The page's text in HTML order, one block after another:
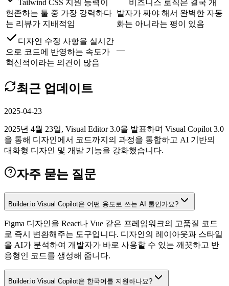
Tailwind CSS 지원 능력이
현존하는 툴 중 가장 강력하다
는 리뷰가 지배적임
비즈니스 로직은 결국 개
발자가 짜야 해서 완벽한 자동
화는 아니라는 평이 있음
디자인 수정 사항을 실시간
으로 코드에 반영하는 속도가
혁신적이라는 의견이 많음
—
최근 업데이트
2025-04-23
2025년 4월 23일, Visual Editor 3.0을 발표하며 Visual Copilot 3.0
을 통해 디자인에서 코드까지의 과정을 통합하고 AI 기반의
대화형 디자인 및 개발 기능을 강화했습니다.
자주 묻는 질문
Builder.io Visual Copilot은 어떤 용도로 쓰는 AI 툴인가요?
Figma 디자인을 React나 Vue 같은 프레임워크의 고품질 코드
로 즉시 변환해주는 도구입니다. 디자인의 레이아웃과 스타일
을 AI가 분석하여 개발자가 바로 사용할 수 있는 깨끗하고 반
응형인 코드를 생성해 줍니다.
Builder.io Visual Copilot은 한국어를 지원하나요?